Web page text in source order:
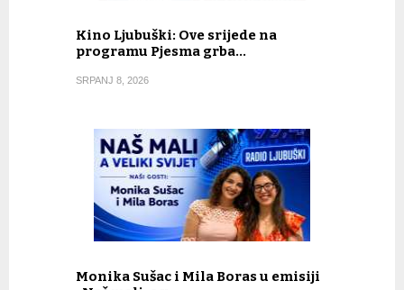
Kino Ljubuški: Ove srijede na
programu Pjesma grba…
SRPANJ 8, 2026
Monika Sušac i Mila Boras u emisiji